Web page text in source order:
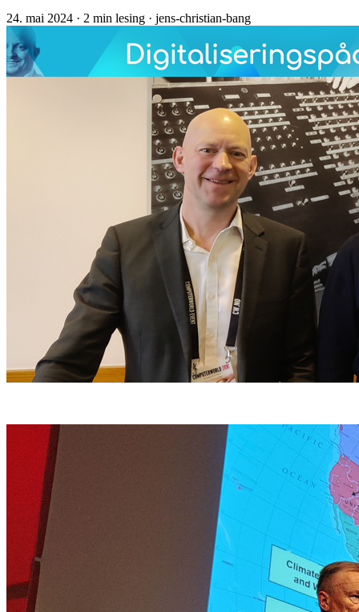
24. mai 2024 · 2 min lesing · jens-christian-bang